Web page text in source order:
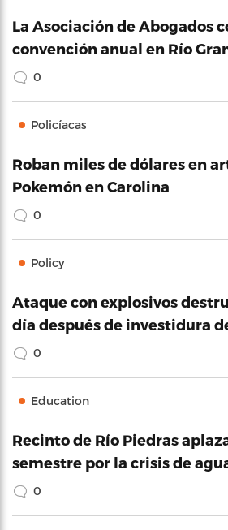
La Asociación de Abogados
convención anual en Río
0
Policíacas
Roban miles de dólares en
Pokemón en Carolina
0
Policy
Ataque con explosivos
día después de investidura
0
Education
Recinto de Río Piedras
semestre por la crisis de
0